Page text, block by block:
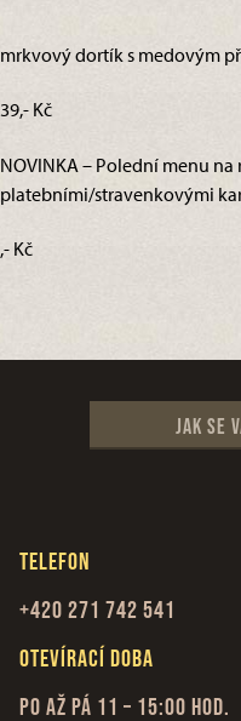
mrkvový dortík s medovým
39,- Kč
NOVINKA – Polední menu
platebními/stravenkovými
,- Kč
Jak se
Telefon
+420 271 742 541
Otevírací doba
Po až Pá 11 – 15:00 hod.